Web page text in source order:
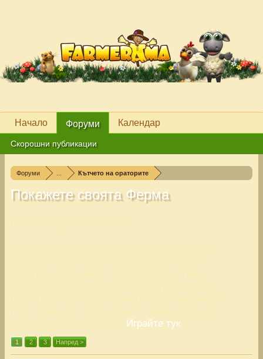
Форуми Кътчето на ораторите
Покажете своята Ферма
Играйте тук
1 2 3 Напред >
Начало Форуми
Скорошни публикации
Календар